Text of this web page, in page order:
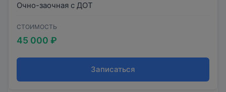
Очно-заочная с ДОТ
СТОИМОСТЬ
45 000 ₽
Записаться